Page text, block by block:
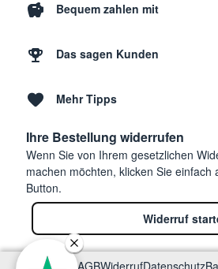
Gorenje
Gorenje
Bequem zahlen mit
Das sagen Kunden
Mehr Tipps
Ihre Bestellung widerrufen
Wenn Sie von Ihrem gesetzlichen
machen möchten, klicken Sie einfach
Button.
Widerruf
ImpressumAGBWiderrufDatenschutz